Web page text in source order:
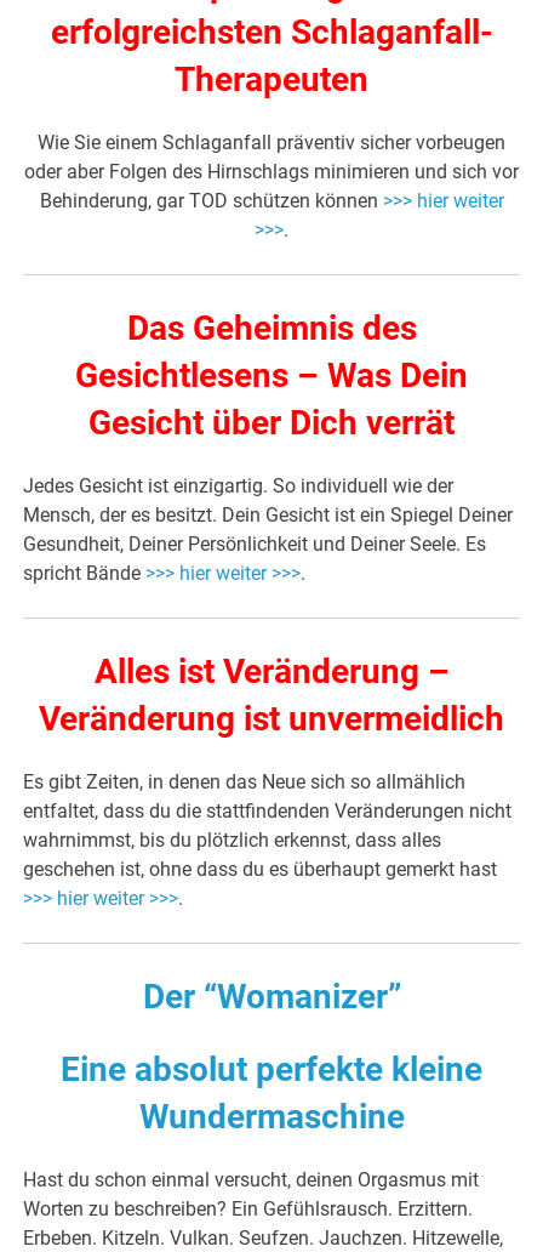
erfolgreichsten Schlaganfall-
Therapeuten
Wie Sie einem Schlaganfall präventiv sicher vorbeugen
oder aber Folgen des Hirnschlags minimieren und sich vor
Behinderung, gar TOD schützen können >>> hier weiter
>>>.
Das Geheimnis des
Gesichtlesens – Was Dein
Gesicht über Dich verrät
Jedes Gesicht ist einzigartig. So individuell wie der
Mensch, der es besitzt. Dein Gesicht ist ein Spiegel Deiner
Gesundheit, Deiner Persönlichkeit und Deiner Seele. Es
spricht Bände >>> hier weiter >>>.
Alles ist Veränderung –
Veränderung ist unvermeidlich
Es gibt Zeiten, in denen das Neue sich so allmählich
entfaltet, dass du die stattfindenden Veränderungen nicht
wahrnimmst, bis du plötzlich erkennst, dass alles
geschehen ist, ohne dass du es überhaupt gemerkt hast
>>> hier weiter >>>.
Der “Womanizer”
Eine absolut perfekte kleine
Wundermaschine
Hast du schon einmal versucht, deinen Orgasmus mit
Worten zu beschreiben? Ein Gefühlsrausch. Erzittern.
Erbeben. Kitzeln. Vulkan. Seufzen. Jauchzen. Hitzewelle,